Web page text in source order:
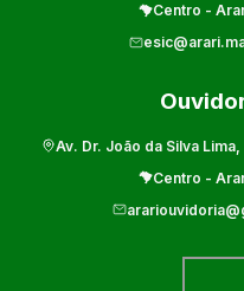
Centro -
Av. Dr. João da Silva Lima,
Centro -